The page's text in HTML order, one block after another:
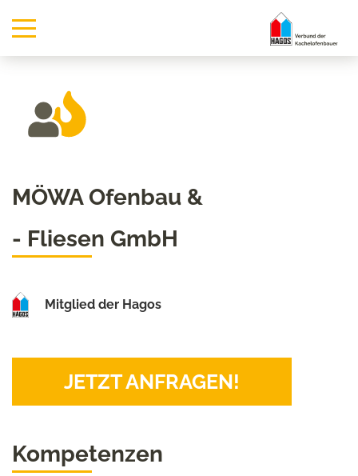
MÖWA Ofenbau &
- Fliesen GmbH
Mitglied der Hagos
JETZT ANFRAGEN!
Kompetenzen